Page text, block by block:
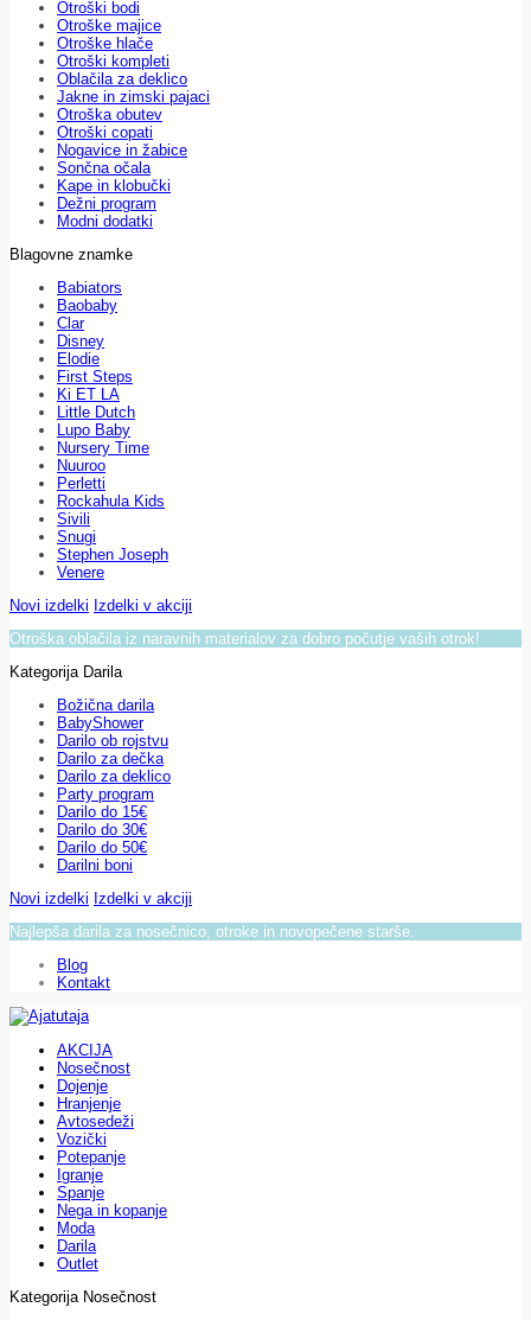
Otroški bodi
Otroške majice
Otroške hlače
Otroški kompleti
Oblačila za deklico
Jakne in zimski pajaci
Otroška obutev
Otroški copati
Nogavice in žabice
Sončna očala
Kape in klobučki
Dežni program
Modni dodatki
Blagovne znamke
Babiators
Baobaby
Clar
Disney
Elodie
First Steps
Ki ET LA
Little Dutch
Lupo Baby
Nursery Time
Nuuroo
Perletti
Rockahula Kids
Sivili
Snugi
Stephen Joseph
Venere
Novi izdelki Izdelki v akciji
Otroška oblačila iz naravnih materialov za dobro počutje vaših otrok!
Kategorija Darila
Božična darila
BabyShower
Darilo ob rojstvu
Darilo za dečka
Darilo za deklico
Party program
Darilo do 15€
Darilo do 30€
Darilo do 50€
Darilni boni
Novi izdelki Izdelki v akciji
Najlepša darila za nosečnico, otroke in novopečene starše.
Blog
Kontakt
AKCIJA
Nosečnost
Dojenje
Hranjenje
Avtosedeži
Vozički
Potepanje
Igranje
Spanje
Nega in kopanje
Moda
Darila
Outlet
Kategorija Nosečnost